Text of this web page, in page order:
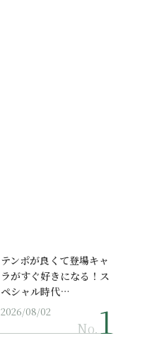
テンポが良くて登場キャ
ラがすぐ好きになる！ス
ペシャル時代…
2026/08/02
No.